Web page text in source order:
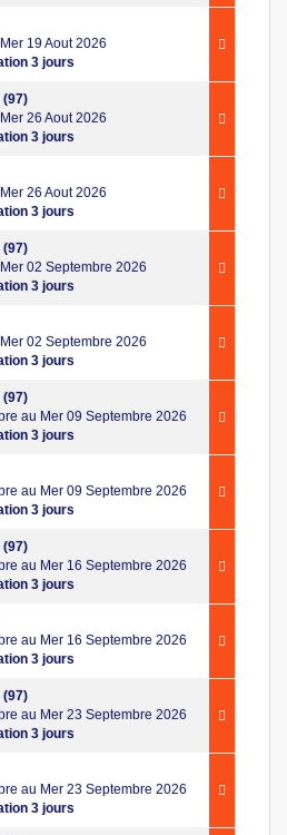
19 Aout 2026
3 jours
(97)
26 Aout 2026
3 jours
26 Aout 2026
3 jours
(97)
02 Septembre 2026
3 jours
02 Septembre 2026
3 jours
(97)
au Mer 09 Septembre 2026
3 jours
au Mer 09 Septembre 2026
3 jours
(97)
au Mer 16 Septembre 2026
3 jours
au Mer 16 Septembre 2026
3 jours
(97)
au Mer 23 Septembre 2026
3 jours
au Mer 23 Septembre 2026
3 jours